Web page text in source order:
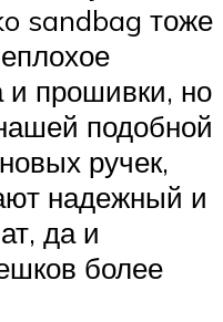
sandbag тоже
и прошивки, но
подобной
ручек,
надежный и
да и
более